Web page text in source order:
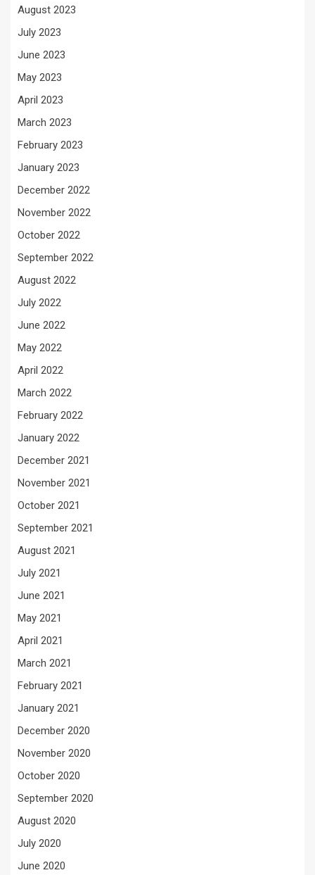
August 2023
July 2023
June 2023
May 2023
April 2023
March 2023
February 2023
January 2023
December 2022
November 2022
October 2022
September 2022
August 2022
July 2022
June 2022
May 2022
April 2022
March 2022
February 2022
January 2022
December 2021
November 2021
October 2021
September 2021
August 2021
July 2021
June 2021
May 2021
April 2021
March 2021
February 2021
January 2021
December 2020
November 2020
October 2020
September 2020
August 2020
July 2020
June 2020